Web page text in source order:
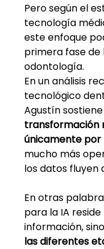
Pero según el
tecnología
este enfoque
primera fase de
odontología.
En un análisis
tecnológico
Agustín
transformación
únicamente
mucho más
los datos fluyen
En otras
para la IA
información,
las diferentes